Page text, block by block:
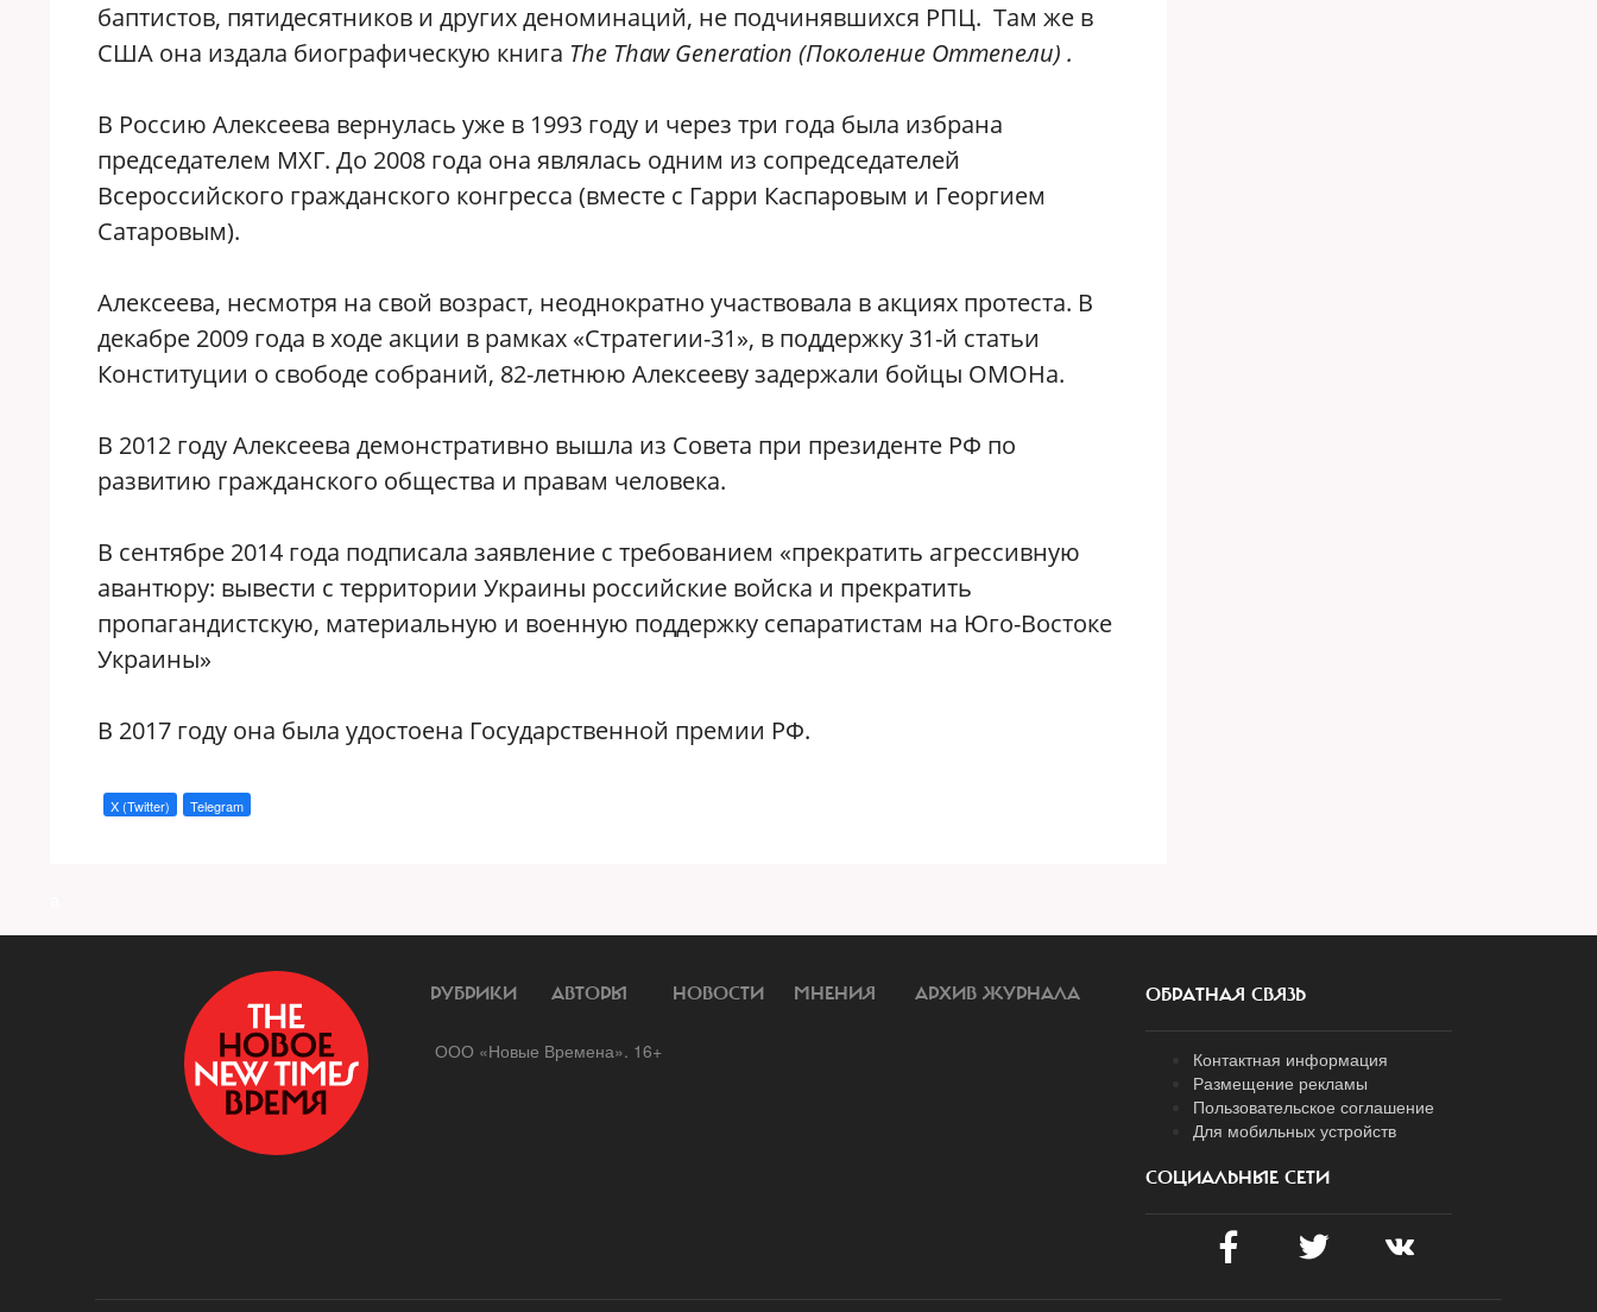
баптистов, пятидесятников и других деноминаций, не подчинявшихся РПЦ. Там же в
США она издала биографическую книга The Thaw Generation (Поколение Оттепели) .
В Россию Алексеева вернулась уже в 1993 году и через три года была избрана
председателем МХГ. До 2008 года она являлась одним из сопредседателей
Всероссийского гражданского конгресса (вместе с Гарри Каспаровым и Георгием
Сатаровым).
Алексеева, несмотря на свой возраст, неоднократно участвовала в акциях протеста. В
декабре 2009 года в ходе акции в рамках «Стратегии-31», в поддержку 31-й статьи
Конституции о свободе собраний, 82-летнюю Алексееву задержали бойцы ОМОНа.
В 2012 году Алексеева демонстративно вышла из Совета при президенте РФ по
развитию гражданского общества и правам человека.
В сентябре 2014 года подписала заявление с требованием «прекратить агрессивную
авантюру: вывести с территории Украины российские войска и прекратить
пропагандистскую, материальную и военную поддержку сепаратистам на Юго-Востоке
Украины»
В 2017 году она была удостоена Государственной премии РФ.
X (Twitter) Telegram
РУБРИКИ АВТОРЫ НОВОСТИ МНЕНИЯ АРХИВ ЖУРНАЛА
ООО «Новые Времена». 16+
ОБРАТНАЯ СВЯЗЬ
Контактная информация
Размещение рекламы
Пользовательское соглашение
Для мобильных устройств
СОЦИАЛЬНЫЕ СЕТИ